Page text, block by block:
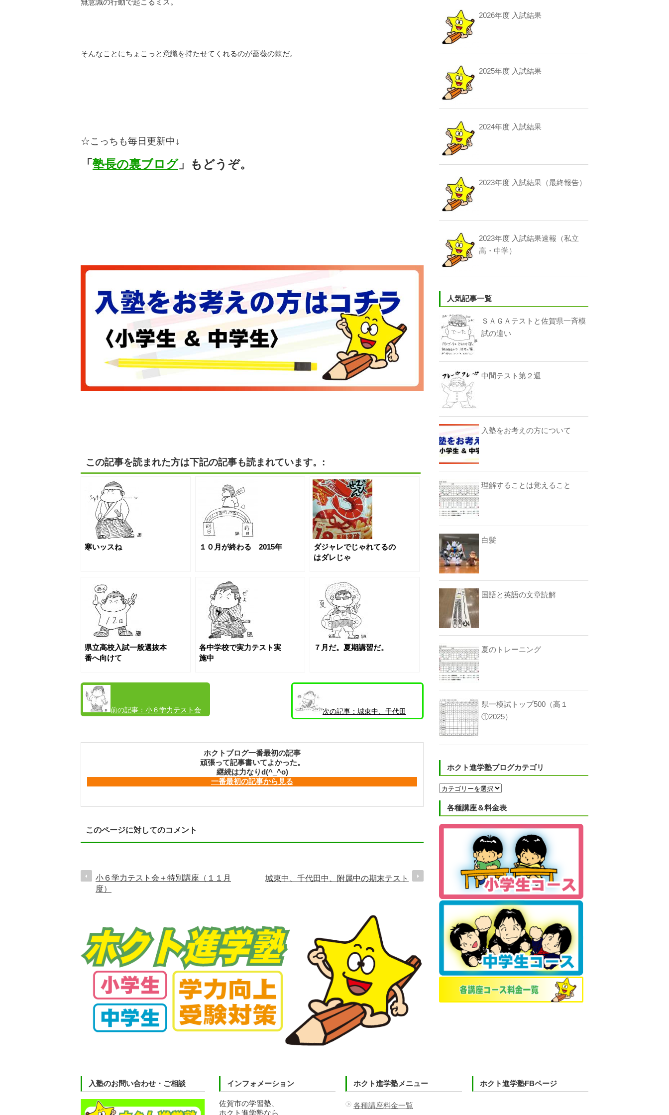
無意識の行動で起こるミス。
そんなことにちょこっと意識を持たせてくれるのが薔薇の棘だ。
☆こっちも毎日更新中↓
「 塾長の裏ブログ」もどうぞ。
この記事を読まれた方は下記の記事も読まれています。:
寒いッスね １０月が終わる 2015年
ダジャレでじゃれてるの
はダレじゃ
県立高校入試一般選抜本
番へ向けて
各中学校で実力テスト実
施中
７月だ。夏期講習だ。
前の記事： 小６学力テスト会
次の記事： 城東中、千代田
中、附属中の期末テスト
ホクトブログ一番最初の記事
頑張って記事書いてよかった。
継続は力なりd(^_^o)
一番最初の記事から見る
このページに対してのコメント
小６学力テスト会＋特別講座（１１月
度）
城東中、千代田中、附属中の期末テスト
2026年度 入試結果
2025年度 入試結果
2024年度 入試結果
2023年度 入試結果（最終報告）
2023年度 入試結果速報（私立
高・中学）
人気記事一覧
ＳＡＧＡテストと佐賀県一斉模
試の違い
中間テスト第２週
入塾をお考えの方について
理解することは覚えること
白髪
国語と英語の文章読解
夏のトレーニング
県一模試トップ500（高１
①2025）
ホクト進学塾ブログカテゴリ
ホ
ク
ト
学
塾
各種講座＆料金表
入塾のお問い合わせ・ご相談 インフォメーション
佐賀市の学習塾、
ホクト進学塾なら
ホクト進学塾メニュー
各種講座料金一覧
ホクト進学塾FBページ